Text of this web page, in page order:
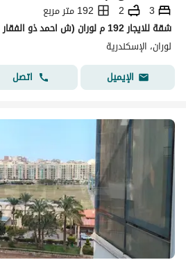
3
2
192 متر مربع
شقة للايجار 192 م لوران (ش احمد ذو الفقار )
لوران، الإسكندرية
الإيميل
اتصل